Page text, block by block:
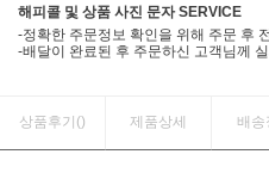
해피콜 및 상품 사진 문자 SERVICE
-정확한 주문정보 확인을 위해 주문 후
-배달이 완료된 후 주문하신 고객님께
상품후기() 제품상세 배송